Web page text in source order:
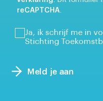
reCAPTCHA.
Ja, ik schrijf me in
Stichting
Meld je aan